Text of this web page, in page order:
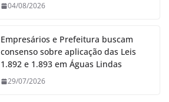
04/08/2026
Empresários e Prefeitura buscam
consenso sobre aplicação das Leis
1.892 e 1.893 em Águas Lindas
29/07/2026